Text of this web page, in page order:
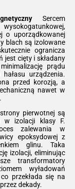
Sercem
o uporządkowanej
blach są izolowane
ogranicza
jest cięty i składany
prądu
urządzenia.
przed korozją, a
nawet w
pierwotnej są
w izolacji klasy F.
zalewania w
epoksydowej z
glinu. Taka
izolacji, eliminując
transformatory
wyładowań
przekłada się na
dekady.